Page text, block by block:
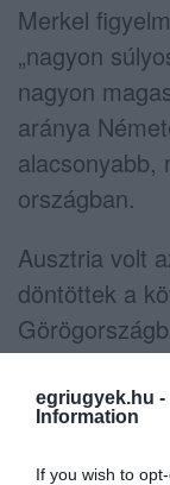
egriugyek.hu -
Information
If you wish to
Merkel
„nagyon
nagyon
aránya
alacsonyabb,
országban.
Ausztria volt
döntöttek a
számára